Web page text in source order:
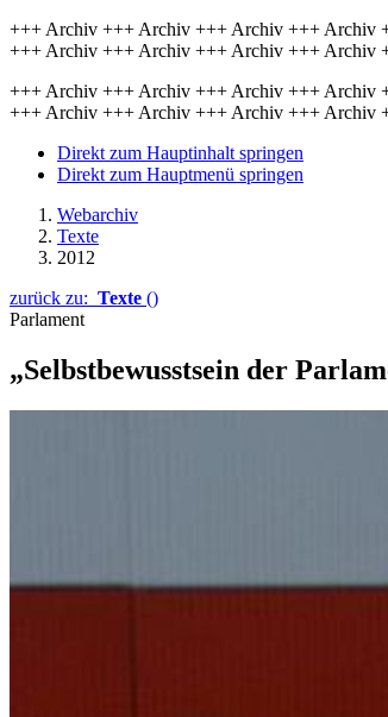
+++ Archiv +++ Archiv +++ Archiv +++ Archiv
+++ Archiv +++ Archiv +++ Archiv +++ Archiv
+++ Archiv +++ Archiv +++ Archiv +++ Archiv
+++ Archiv +++ Archiv +++ Archiv +++ Archiv
Direkt zum Hauptinhalt springen
Direkt zum Hauptmenü springen
Webarchiv
Texte
2012
zurück zu: Texte ()
Parlament
„Selbstbewusstsein der